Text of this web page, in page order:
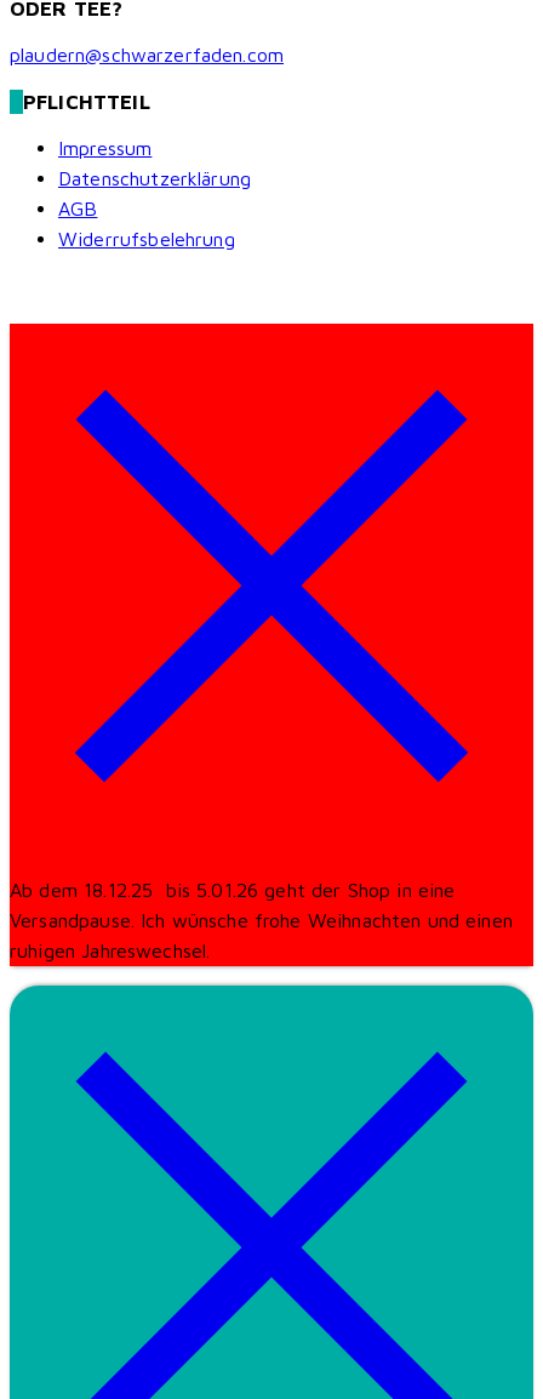
ODER TEE?
plaudern@schwarzerfaden.com
PFLICHTTEIL
Impressum
Datenschutzerklärung
AGB
Widerrufsbelehrung
Ab dem 18.12.25 bis 5.01.26 geht der Shop in eine
Versandpause. Ich wünsche frohe Weihnachten und einen
ruhigen Jahreswechsel.